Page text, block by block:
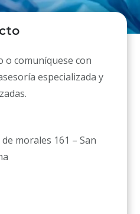
o comuníquese con
especializada y
morales 161 – San